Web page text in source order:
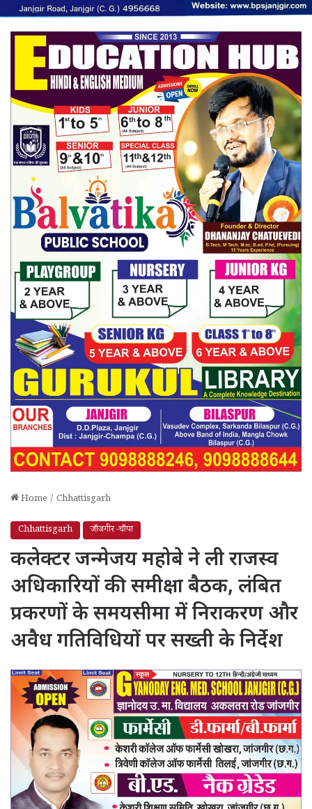
Home / Chhattisgarh
Chhattisgarh जाँजगीर -चाँपा
कलेक्टर जन्मेजय महोबे ने ली राजस्व
अधिकारियों की समीक्षा बैठक, लंबित
प्रकरणों के समयसीमा में निराकरण और
अवैध गतिविधियों पर सख्ती के निर्देश